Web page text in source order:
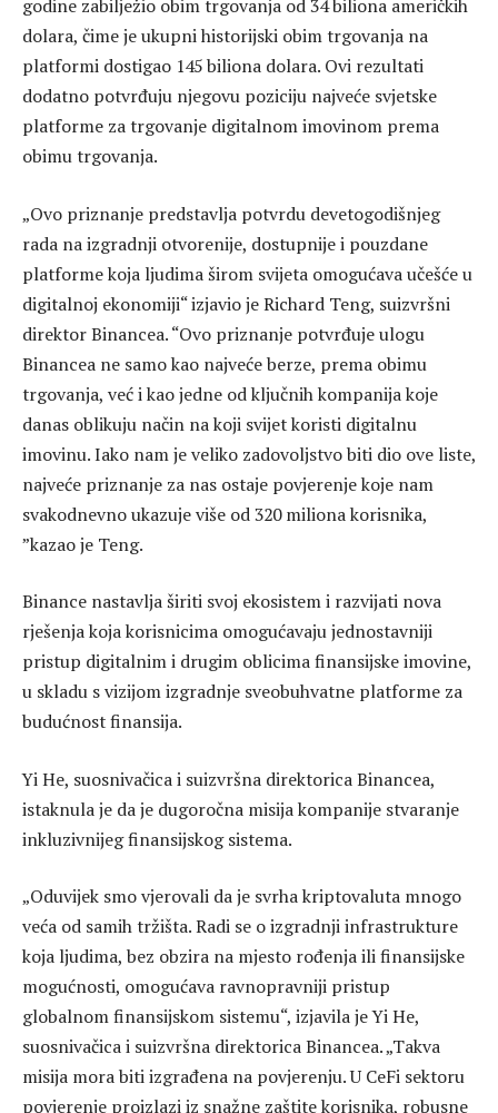
godine zabilježio obim trgovanja od 34 biliona američkih
dolara, čime je ukupni historijski obim trgovanja na
platformi dostigao 145 biliona dolara. Ovi rezultati
dodatno potvrđuju njegovu poziciju najveće svjetske
platforme za trgovanje digitalnom imovinom prema
obimu trgovanja.
„Ovo priznanje predstavlja potvrdu devetogodišnjeg
rada na izgradnji otvorenije, dostupnije i pouzdane
platforme koja ljudima širom svijeta omogućava učešće u
digitalnoj ekonomiji“ izjavio je Richard Teng, suizvršni
direktor Binancea. “Ovo priznanje potvrđuje ulogu
Binancea ne samo kao najveće berze, prema obimu
trgovanja, već i kao jedne od ključnih kompanija koje
danas oblikuju način na koji svijet koristi digitalnu
imovinu. Iako nam je veliko zadovoljstvo biti dio ove liste,
najveće priznanje za nas ostaje povjerenje koje nam
svakodnevno ukazuje više od 320 miliona korisnika,
”kazao je Teng.
Binance nastavlja širiti svoj ekosistem i razvijati nova
rješenja koja korisnicima omogućavaju jednostavniji
pristup digitalnim i drugim oblicima finansijske imovine,
u skladu s vizijom izgradnje sveobuhvatne platforme za
budućnost finansija.
Yi He, suosnivačica i suizvršna direktorica Binancea,
istaknula je da je dugoročna misija kompanije stvaranje
inkluzivnijeg finansijskog sistema.
„Oduvijek smo vjerovali da je svrha kriptovaluta mnogo
veća od samih tržišta. Radi se o izgradnji infrastrukture
koja ljudima, bez obzira na mjesto rođenja ili finansijske
mogućnosti, omogućava ravnopravniji pristup
globalnom finansijskom sistemu“, izjavila je Yi He,
suosnivačica i suizvršna direktorica Binancea. „Takva
misija mora biti izgrađena na povjerenju. U CeFi sektoru
povjerenje proizlazi iz snažne zaštite korisnika, robusne